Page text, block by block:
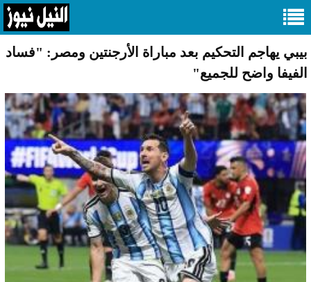
بيبي يهاجم التحكيم بعد مباراة الأرجنتين ومصر: "فساد
الفيفا واضح للجميع"